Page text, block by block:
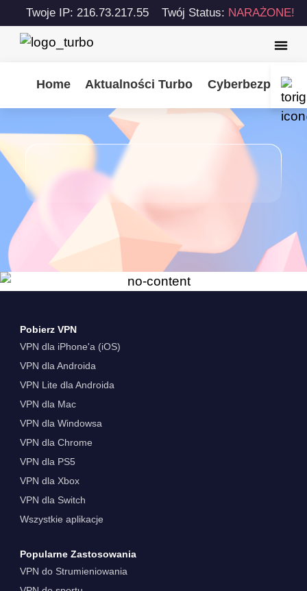
Twoje IP: 216.73.217.55 Twój Status: NARAŻONE!
Home Aktualności Turbo
Pobierz VPN
VPN dla iPhone'a (iOS)
VPN dla Androida
VPN Lite dla Androida
VPN dla Mac
VPN dla Windowsa
VPN dla Chrome
VPN dla PS5
VPN dla Xbox
VPN dla Switch
Wszystkie aplikacje
Popularne Zastosowania
VPN do Strumieniowania